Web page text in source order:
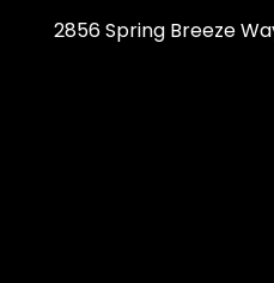
2856 Spring Breeze